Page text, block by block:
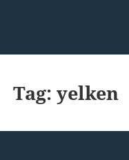
Tag:yelken